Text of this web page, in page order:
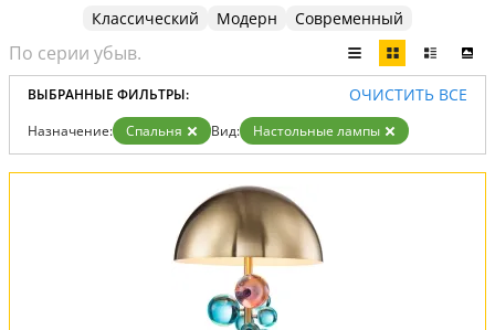
Классический Модерн Современный
ВЫБРАННЫЕ ФИЛЬТРЫ: ОЧИСТИТЬ ВСЕ
Назначение: Спальня Вид: Настольные лампы